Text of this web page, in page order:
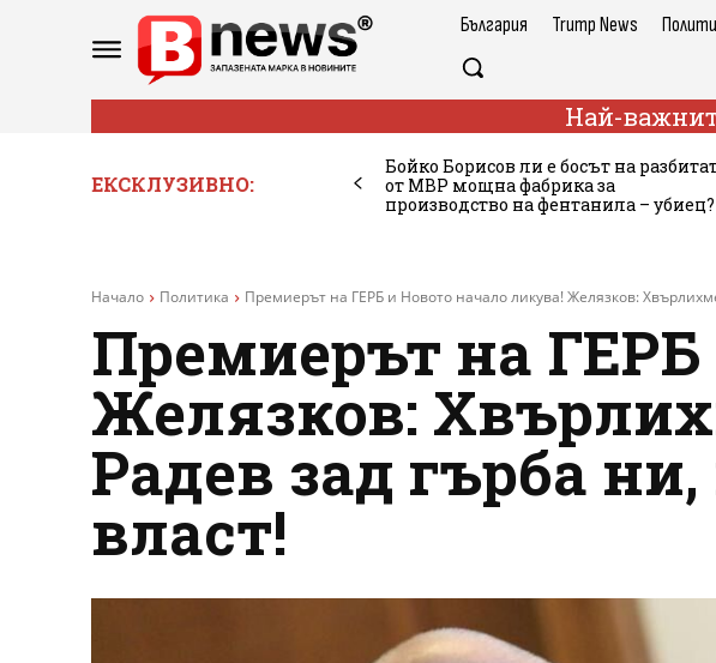
България Trump News
Най-
ЕКСКЛУЗИВНО:
Бойко Борисов ли е босът на
от МВР мощна фабрика за
производство на фентанила – убиец?
Начало Политика Премиерът на ГЕРБ и Новото начало ликува! Желязков:
Премиерът на
Желязков:
Радев зад гърба
власт!